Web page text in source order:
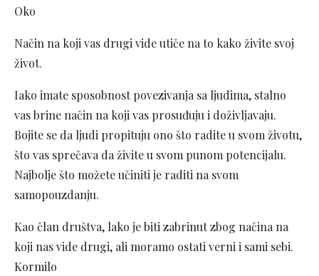
Oko
Način na koji vas drugi vide utiče na to kako živite svoj
život.
Iako imate sposobnost povezivanja sa ljudima, stalno
vas brine način na koji vas prosuđuju i doživljavaju.
Bojite se da ljudi propituju ono što radite u svom životu,
što vas sprečava da živite u svom punom potencijalu.
Najbolje što možete učiniti je raditi na svom
samopouzdanju.
Kao član društva, lako je biti zabrinut zbog načina na
koji nas vide drugi, ali moramo ostati verni i sami sebi.
Kormilo